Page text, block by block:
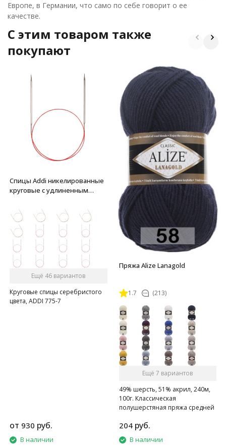
Европе, в Германии, что само по себе говорит о ее
качестве.
C этим товаром также
покупают
Спицы Addi никелированные
круговые с удлиненным
Ещё 46 вариантов
Круговые спицы серебристого
цвета, ADDI 775-7
от 930 руб.
В наличии
Пряжа Alize Lanagold
1.7 (213)
Ещё 7 вариантов
49% шерсть, 51% акрил, 240м,
100г. Классическая
полушерстяная пряжа средней
204 руб.
В наличии